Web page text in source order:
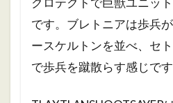
です。ブレトニアは歩兵
ースケルトンを並べ、セ
で歩兵を蹴散らす感じです